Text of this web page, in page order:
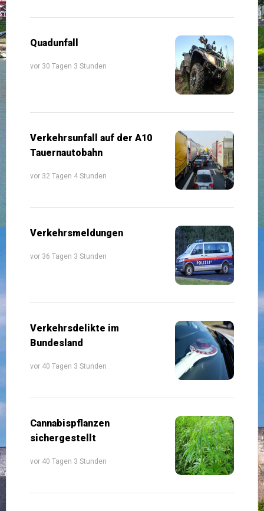
Quadunfall
vor 30 Tagen 3 Stunden
Verkehrsunfall auf der A10
Tauernautobahn
vor 32 Tagen 4 Stunden
Verkehrsmeldungen
vor 36 Tagen 3 Stunden
Verkehrsdelikte im
Bundesland
vor 40 Tagen 3 Stunden
Cannabispflanzen
sichergestellt
vor 40 Tagen 3 Stunden